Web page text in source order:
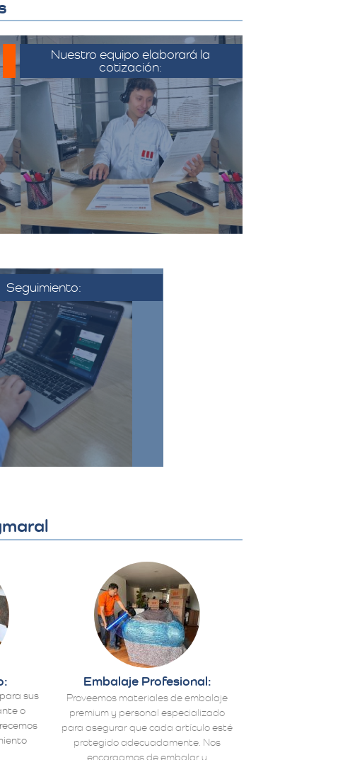
Nuestro equipo elaborará la
cotización:
Con la información recopilada, el
equipo de Más Metros elabora
una cotización detallada que
incluye todos los costos
asociados a la mudanza, como el
transporte, el embalaje, el
montaje, y cualquier servicio
adicional solicitado.​
Seguimiento:
que se aprueba la
confirma la fecha y
Se coordina
y se establecen los
finales.​
sus
o
Embalaje Profesional:
Proveemos materiales de embalaje
premium y personal especializado
para asegurar que cada artículo esté
protegido adecuadamente. Nos
encargamos de embalar y